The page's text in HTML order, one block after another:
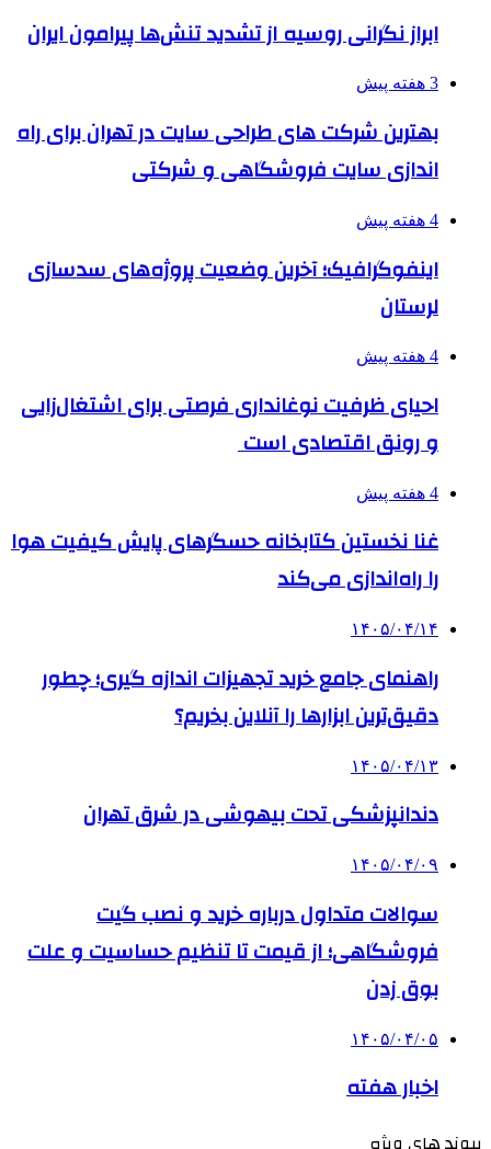
ابراز نگرانی روسیه از تشدید تنش‌ها پیرامون ایران
3 هفته پیش
بهترین شرکت های طراحی سایت در تهران برای راه
اندازی سایت فروشگاهی و شرکتی
4 هفته پیش
اینفوگرافیک؛ آخرین وضعیت پروژه‌های سدسازی
لرستان
4 هفته پیش
احیای ظرفیت نوغانداری فرصتی برای اشتغال‌زایی
و رونق اقتصادی است
4 هفته پیش
غنا نخستین کتابخانه حسگرهای پایش کیفیت هوا
را راه‌اندازی می‌کند
۱۴۰۵/۰۴/۱۴
راهنمای جامع خرید تجهیزات اندازه گیری؛ چطور
دقیق‌ترین ابزارها را آنلاین بخریم؟
۱۴۰۵/۰۴/۱۳
دندانپزشکی تحت بیهوشی در شرق تهران
۱۴۰۵/۰۴/۰۹
سوالات متداول درباره خرید و نصب گیت
فروشگاهی؛ از قیمت تا تنظیم حساسیت و علت
بوق زدن
۱۴۰۵/۰۴/۰۵
اخبار هفته